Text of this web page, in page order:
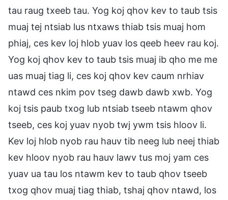
tau raug txeeb tau. Yog koj qhov kev to taub tsis
muaj tej ntsiab lus ntxaws thiab tsis muaj hom
phiaj, ces kev loj hlob yuav los qeeb heev rau koj.
Yog koj qhov kev to taub tsis muaj ib qho me me
uas muaj tiag li, ces koj qhov kev caum nrhiav
ntawd ces nkim pov tseg dawb dawb xwb. Yog
koj tsis paub txog lub ntsiab tseeb ntawm qhov
tseeb, ces koj yuav nyob twj ywm tsis hloov li.
Kev loj hlob nyob rau hauv tib neeg lub neej thiab
kev hloov nyob rau hauv lawv tus moj yam ces
yuav ua tau los ntawm kev to taub qhov tseeb
txog qhov muaj tiag thiab, tshaj qhov ntawd, los